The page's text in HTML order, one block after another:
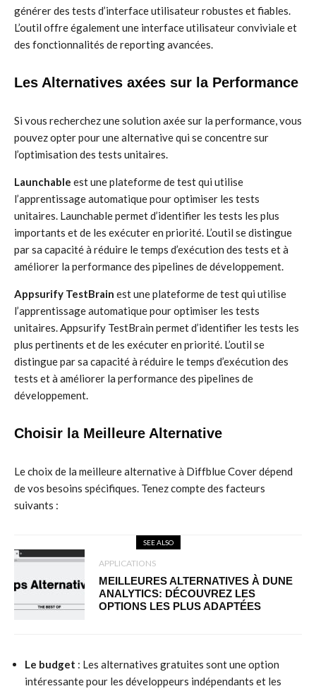
générer des tests d’interface utilisateur robustes et fiables.
L’outil offre également une interface utilisateur conviviale et
des fonctionnalités de reporting avancées.
Les Alternatives axées sur la Performance
Si vous recherchez une solution axée sur la performance, vous
pouvez opter pour une alternative qui se concentre sur
l’optimisation des tests unitaires.
Launchable est une plateforme de test qui utilise
l’apprentissage automatique pour optimiser les tests
unitaires. Launchable permet d’identifier les tests les plus
importants et de les exécuter en priorité. L’outil se distingue
par sa capacité à réduire le temps d’exécution des tests et à
améliorer la performance des pipelines de développement.
Appsurify TestBrain est une plateforme de test qui utilise
l’apprentissage automatique pour optimiser les tests
unitaires. Appsurify TestBrain permet d’identifier les tests les
plus pertinents et de les exécuter en priorité. L’outil se
distingue par sa capacité à réduire le temps d’exécution des
tests et à améliorer la performance des pipelines de
développement.
Choisir la Meilleure Alternative
Le choix de la meilleure alternative à Diffblue Cover dépend
de vos besoins spécifiques. Tenez compte des facteurs
suivants :
SEE ALSO
APPLICATIONS
MEILLEURES ALTERNATIVES À DUNE
ANALYTICS: DÉCOUVREZ LES
OPTIONS LES PLUS ADAPTÉES
Le budget : Les alternatives gratuites sont une option
intéressante pour les développeurs indépendants et les